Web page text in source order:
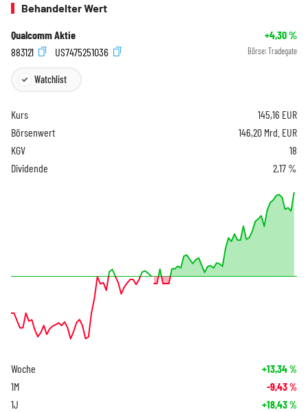
Behandelter Wert
Qualcomm Aktie +4,30%
883121
US7475251036 Börse: Tradegate
Watchlist
Kurs 145,16 EUR
Börsenwert
146,20 Mrd. EUR
KGV
18
Dividende
2,17 %
Woche +13,34%
1M -9,43%
1J +18,43%